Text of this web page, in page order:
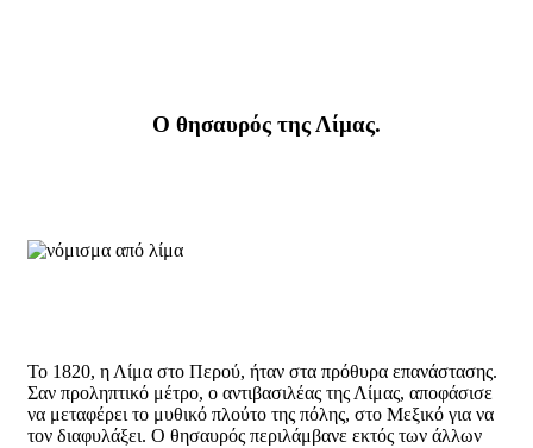
Ο θησαυρός της Λίμας.
Το 1820, η Λίμα στο Περού, ήταν στα πρόθυρα επανάστασης.
Σαν προληπτικό μέτρο, ο αντιβασιλέας της Λίμας, αποφάσισε
να μεταφέρει το μυθικό πλούτο της πόλης, στο Μεξικό για να
τον διαφυλάξει. Ο θησαυρός περιλάμβανε εκτός των άλλων